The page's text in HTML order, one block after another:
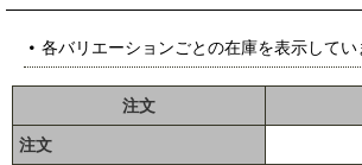
各バリエーションごとの在庫を表示してい
注文
注文